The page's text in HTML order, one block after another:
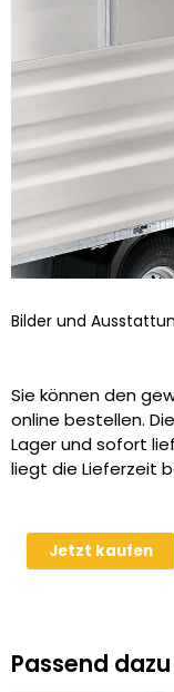
Bilder und
Sie können den
online bestellen.
Lager und sofort
liegt die Lieferzeit
Bordwände
für
Menge
Jetzt kaufen
Passend dazu